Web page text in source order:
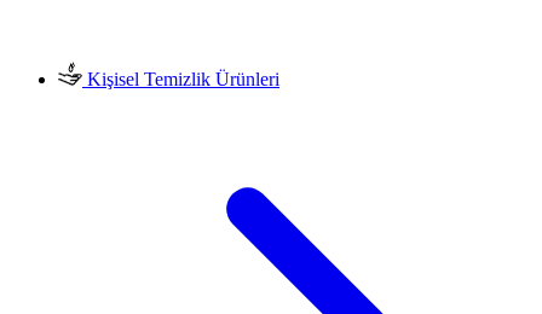
Kişisel Temizlik Ürünleri